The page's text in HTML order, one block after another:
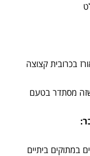
בכרובית קצוצה
מסתדר בטעם
ביתיים